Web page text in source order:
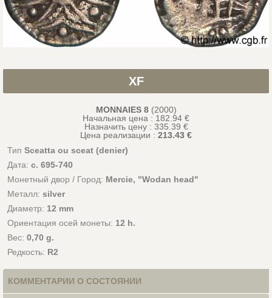
XF
MONNAIES 8(2000)
Начальная цена : 182.94 €
Назначить цену : 335.39 €
Цена реализации : 213.43 €
Тип Sceatta ou sceat (denier)
Дата: c. 695-740
Монетный двор / Город: Mercie, "Wodan head"
Металл: silver
Диаметр: 12 mm
Ориентация осей монеты: 12 h.
Вес: 0,70 g.
Редкость: R2
КОММЕНТАРИИ О СОСТОЯНИИ